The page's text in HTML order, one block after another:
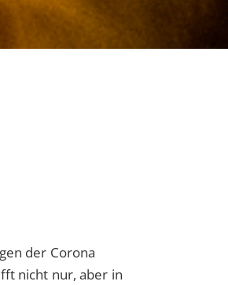
der Corona
nicht nur, aber in